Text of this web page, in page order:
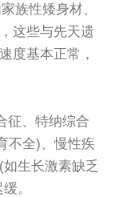
族性矮身材、
这些与先天遗
度基本正常，
征、特纳综合
不全)、慢性疾
生长激素缺乏
。